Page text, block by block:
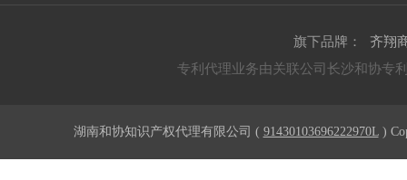
旗下品牌：
齐翔
专利代理业务由关联公司长沙和协专
湖南和协知识产权代理有限公司 ( 91430103696222970L)